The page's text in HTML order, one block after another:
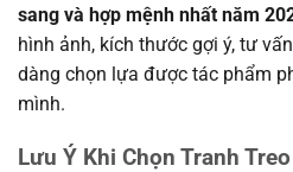
sang và hợp mệnh nhất năm
hình ảnh, kích thước gợi ý, tư
dàng chọn lựa được tác phẩm
mình.
Lưu Ý Khi Chọn Tranh